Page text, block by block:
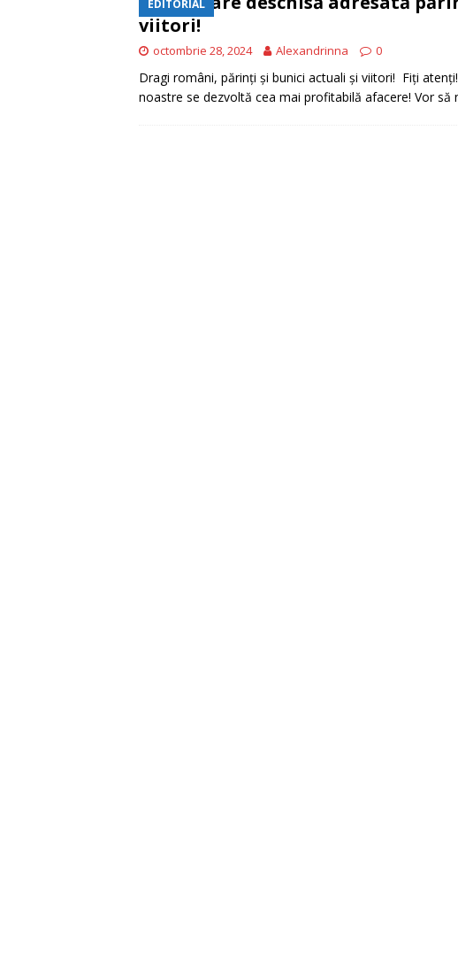
EDITORIAL
EDITORIAL
viitori!
octombrie 28, 2024 Alexandrinna 0
Dragi români, părinți și bunici actuali și viitori! Fiți
noastre se dezvoltă cea mai profitabilă afacere! Vor